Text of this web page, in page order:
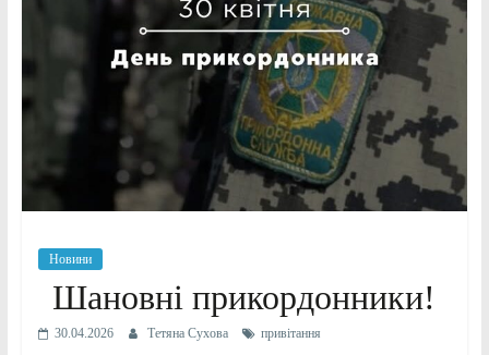
Новини
Шановні прикордонники!
30.04.2026 Тетяна Сухова привітання